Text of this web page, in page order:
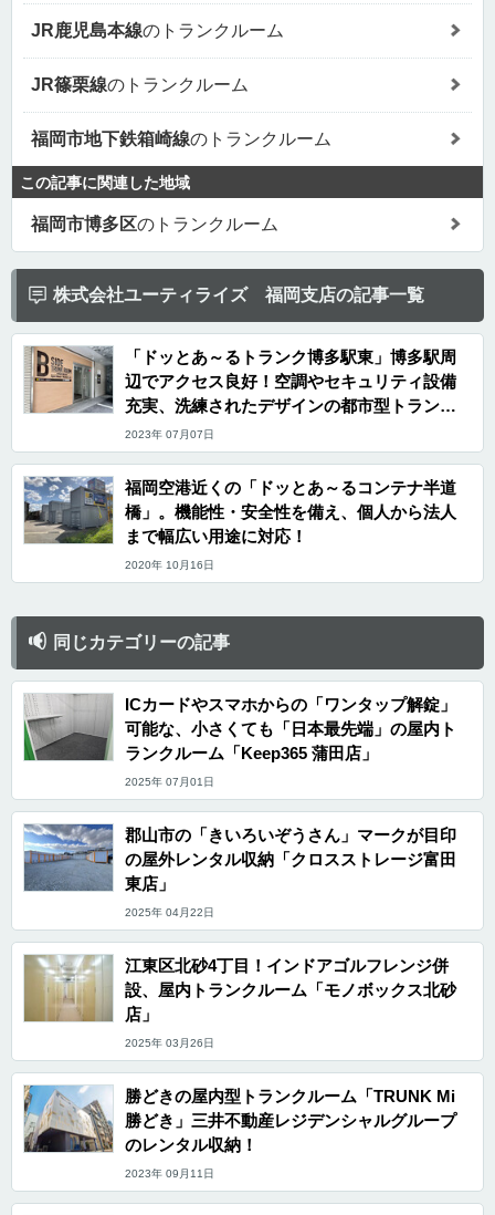
JR鹿児島本線のトランクルーム
JR篠栗線のトランクルーム
福岡市地下鉄箱崎線のトランクルーム
この記事に関連した地域
福岡市博多区のトランクルーム
株式会社ユーティライズ 福岡支店の記事一覧
「ドッとあ～るトランク博多駅東」博多駅周
辺でアクセス良好！空調やセキュリティ設備
充実、洗練されたデザインの都市型トランク
ルーム
2023年 07月07日
福岡空港近くの「ドッとあ～るコンテナ半道
橋」。機能性・安全性を備え、個人から法人
まで幅広い用途に対応！
2020年 10月16日
同じカテゴリーの記事
ICカードやスマホからの「ワンタップ解錠」
可能な、小さくても「日本最先端」の屋内ト
ランクルーム「Keep365 蒲田店」
2025年 07月01日
郡山市の「きいろいぞうさん」マークが目印
の屋外レンタル収納「クロスストレージ富田
東店」
2025年 04月22日
江東区北砂4丁目！インドアゴルフレンジ併
設、屋内トランクルーム「モノボックス北砂
店」
2025年 03月26日
勝どきの屋内型トランクルーム「TRUNK Mi
勝どき」三井不動産レジデンシャルグループ
のレンタル収納！
2023年 09月11日